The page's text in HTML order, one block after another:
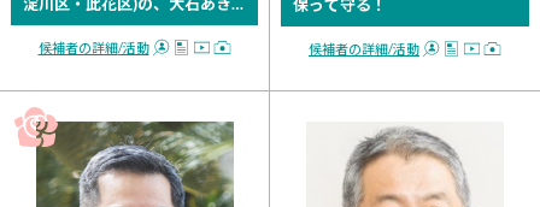
こです。 消費税廃止で経済底上
げ！ 万博・カジノ...
候補者の詳細/活動
保って守る！
候補者の詳細/活動